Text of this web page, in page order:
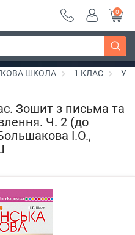
грн ~
Дізнатись більше
0
ШКОЛА 1 КЛАС
Зошит з письма та
Ч. 2 (до
І.О.,